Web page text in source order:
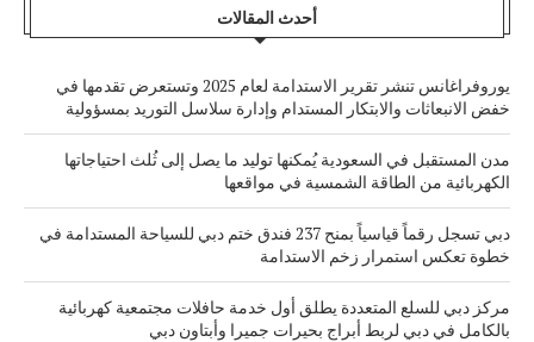
أحدث المقالات
يوروفراغانس تنشر تقرير الاستدامة لعام 2025 وتستعرض تقدمها في
خفض الانبعاثات والابتكار المستدام وإدارة سلاسل التوريد بمسؤولية
مدن المستقبل في السعودية يُمكنها توليد ما يصل إلى ثُلث احتياجاتها
الكهربائية من الطاقة الشمسية في مواقعها
دبي تسجل رقماً قياسياً بمنح 237 فندق ختم دبي للسياحة المستدامة في
خطوة تعكس استمرار زخم الاستدامة
مركز دبي للسلع المتعددة يطلق أول خدمة حافلات مجتمعية كهربائية
بالكامل في دبي لربط أبراج بحيرات جميرا وأبتاون دبي